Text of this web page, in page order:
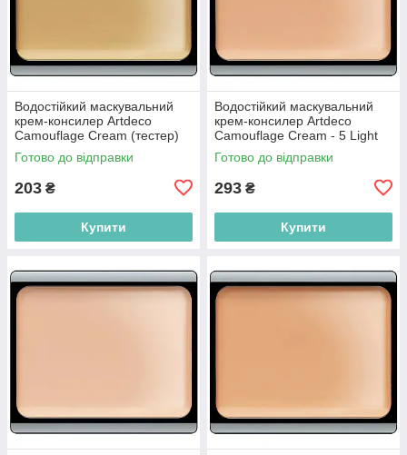
Водостійкий маскувальний
крем-консилер Artdeco
Camouflage Cream (тестер)
10 Soft Amber 4.5g
(4052136018547)
Готово до відправки
203 ₴
Купити
Водостійкий маскувальний
крем-консилер Artdeco
Camouflage Cream - 5 Light
Whiskey 4.5g
(4019674049259)
Готово до відправки
293 ₴
Купити